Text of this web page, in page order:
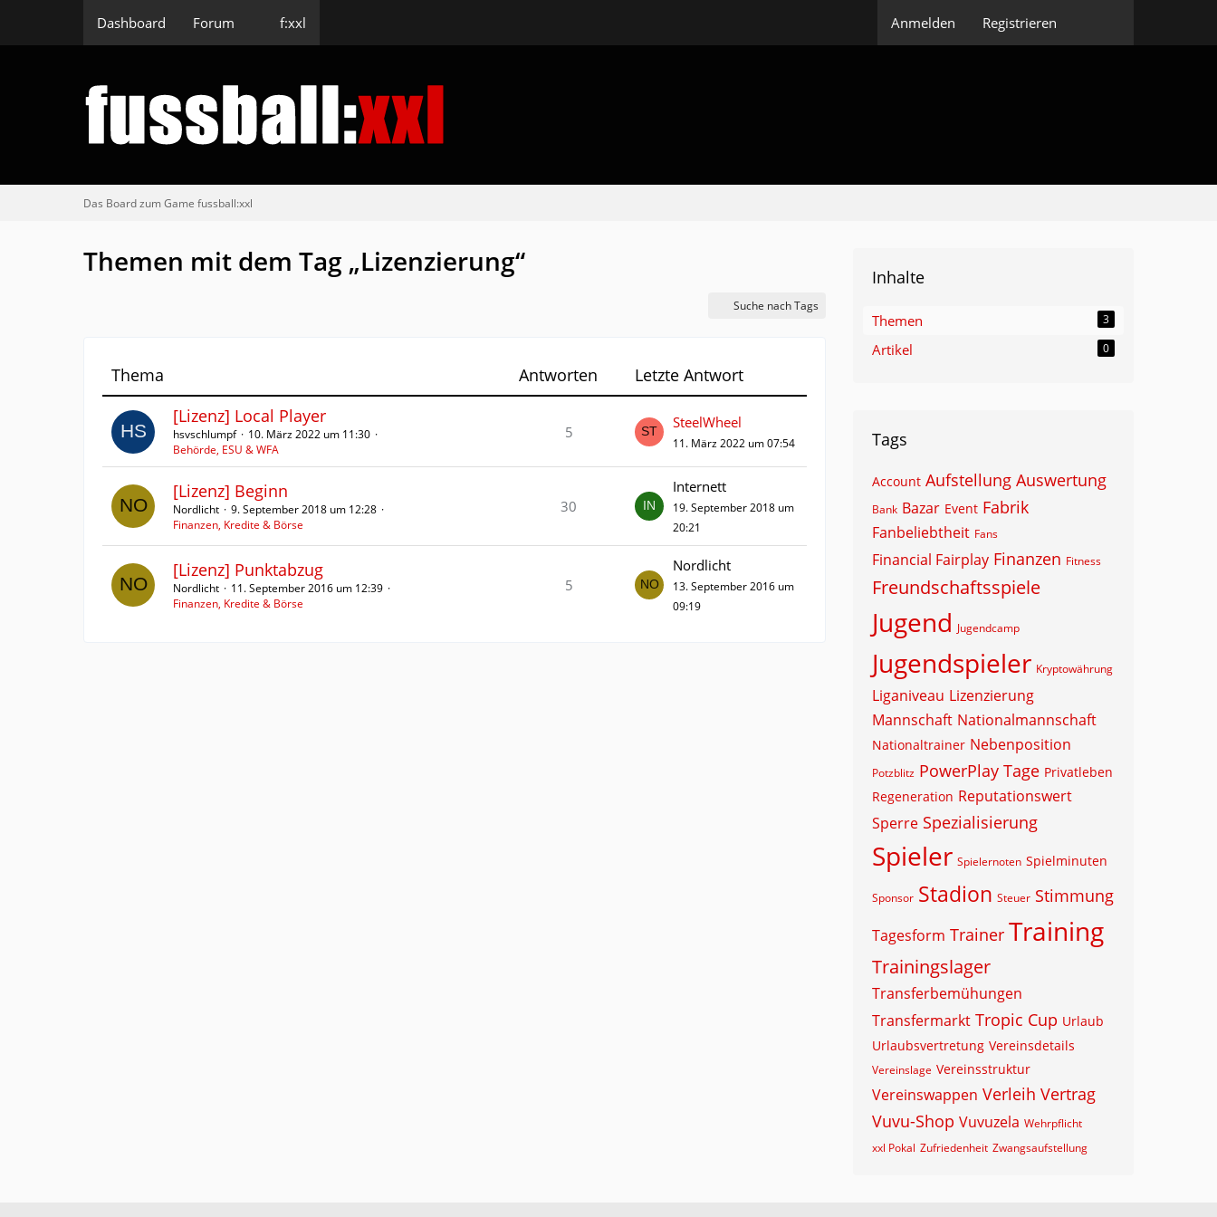
Dashboard Forum f:xxl Anmelden Registrieren
Das Board zum Game fussball:xxl
Themen mit dem Tag „Lizenzierung“
Suche nach Tags
Thema Antworten
Letzte Antwort
[Lizenz] Local Player
hsvschlumpf
10. März 2022 um 11:30
Behörde, ESU & WFA
5
SteelWheel
11. März 2022 um 07:54
[Lizenz] Beginn
Nordlicht
9. September 2018 um 12:28
Finanzen, Kredite & Börse
30
Internett
19. September 2018 um
20:21
[Lizenz] Punktabzug
Nordlicht
11. September 2016 um 12:39
Finanzen, Kredite & Börse
5
Nordlicht
13. September 2016 um
09:19
Inhalte
Themen 3
Artikel 0
Tags
Account Aufstellung Auswertung
Bank Bazar Event Fabrik
Fanbeliebtheit Fans
Financial Fairplay Finanzen Fitness
Freundschaftsspiele
Jugend Jugendcamp
Jugendspieler Kryptowährung
Liganiveau Lizenzierung
Mannschaft Nationalmannschaft
Nationaltrainer Nebenposition
Potzblitz PowerPlay Tage Privatleben
Regeneration Reputationswert
Sperre Spezialisierung
Spieler Spielernoten Spielminuten
Sponsor Stadion Steuer Stimmung
Tagesform Trainer Training
Trainingslager
Transferbemühungen
Transfermarkt Tropic Cup Urlaub
Urlaubsvertretung Vereinsdetails
Vereinslage Vereinsstruktur
Vereinswappen Verleih Vertrag
Vuvu-Shop Vuvuzela Wehrpflicht
xxl Pokal Zufriedenheit Zwangsaufstellung